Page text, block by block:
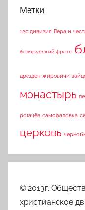
Метки
120 дивизия Вера и
белорусский фронт
дрезден жировичи
монастырь
рогачёв самофаловка
церковь
© 2013г.
христианское